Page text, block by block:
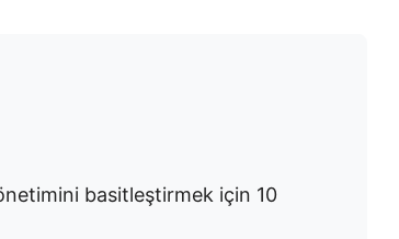
basitleştirmek için 10